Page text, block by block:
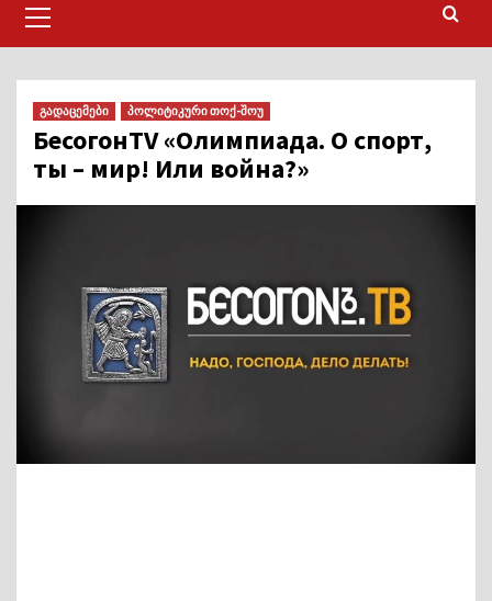
Menu
გადაცემები პოლიტიკური თოქ-შოუ
БесогонTV «Олимпиада. О спорт,
ты – мир! Или война?»